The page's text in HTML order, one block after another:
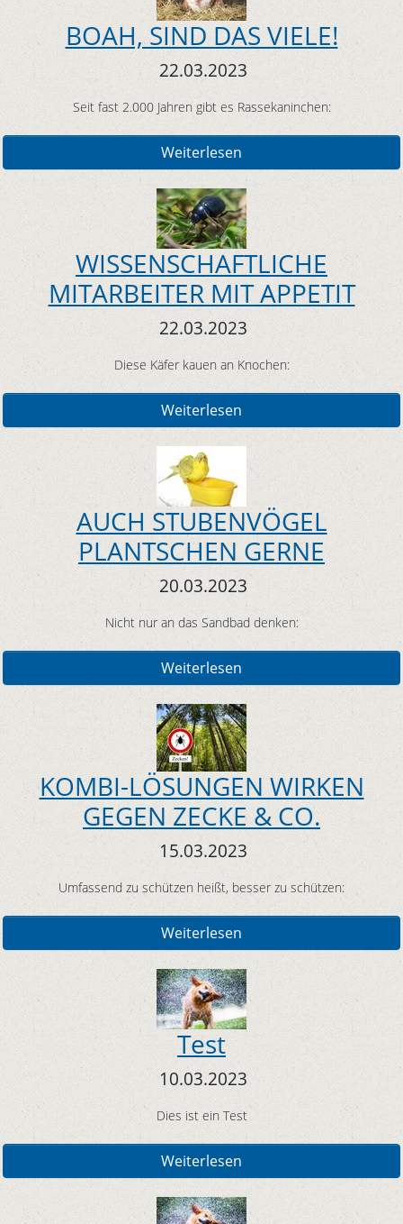
BOAH, SIND DAS VIELE!
22.03.2023
Seit fast 2.000 Jahren gibt es Rassekaninchen:
Weiterlesen
WISSENSCHAFTLICHE
MITARBEITER MIT APPETIT
22.03.2023
Diese Käfer kauen an Knochen:
Weiterlesen
AUCH STUBENVÖGEL
PLANTSCHEN GERNE
20.03.2023
Nicht nur an das Sandbad denken:
Weiterlesen
KOMBI-LÖSUNGEN WIRKEN
GEGEN ZECKE & CO.
15.03.2023
Umfassend zu schützen heißt, besser zu schützen:
Weiterlesen
Test
10.03.2023
Dies ist ein Test
Weiterlesen